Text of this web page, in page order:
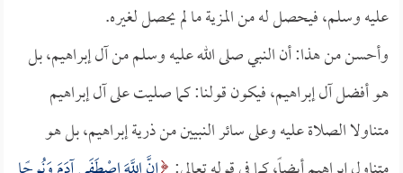
عليه وسلم، فيحصل له من المزية ما لم يحصل لغيره.
وأحسن من هذا: أن النبي صلى الله عليه وسلم من آل إبراهيم، بل
هو أفضل آل إبراهيم، فيكون قولنا: كما صليت على آل إبراهيم
متناولا الصلاة عليه وعلى سائر النبيين من ذرية إبراهيم، بل هو